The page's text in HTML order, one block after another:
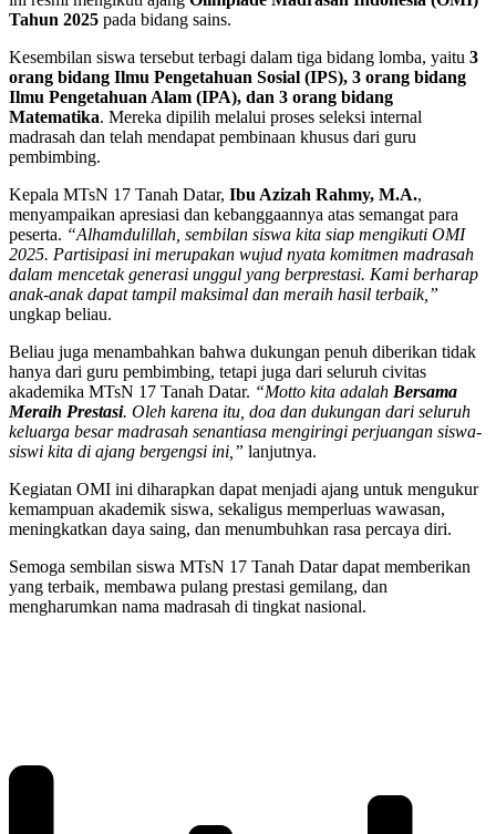
Tahun 2025 pada bidang sains.
Kesembilan siswa tersebut terbagi dalam tiga bidang lomba, yaitu 3
orang bidang Ilmu Pengetahuan Sosial (IPS), 3 orang bidang
Ilmu Pengetahuan Alam (IPA), dan 3 orang bidang
Matematika. Mereka dipilih melalui proses seleksi internal
madrasah dan telah mendapat pembinaan khusus dari guru
pembimbing.
Kepala MTsN 17 Tanah Datar, Ibu Azizah Rahmy, M.A.,
menyampaikan apresiasi dan kebanggaannya atas semangat para
peserta. “Alhamdulillah, sembilan siswa kita siap mengikuti OMI
2025. Partisipasi ini merupakan wujud nyata komitmen madrasah
dalam mencetak generasi unggul yang berprestasi. Kami berharap
anak-anak dapat tampil maksimal dan meraih hasil terbaik,”
ungkap beliau.
Beliau juga menambahkan bahwa dukungan penuh diberikan tidak
hanya dari guru pembimbing, tetapi juga dari seluruh civitas
akademika MTsN 17 Tanah Datar. “Motto kita adalah Bersama
Meraih Prestasi. Oleh karena itu, doa dan dukungan dari seluruh
keluarga besar madrasah senantiasa mengiringi perjuangan siswa-
siswi kita di ajang bergengsi ini,” lanjutnya.
Kegiatan OMI ini diharapkan dapat menjadi ajang untuk mengukur
kemampuan akademik siswa, sekaligus memperluas wawasan,
meningkatkan daya saing, dan menumbuhkan rasa percaya diri.
Semoga sembilan siswa MTsN 17 Tanah Datar dapat memberikan
yang terbaik, membawa pulang prestasi gemilang, dan
mengharumkan nama madrasah di tingkat nasional.